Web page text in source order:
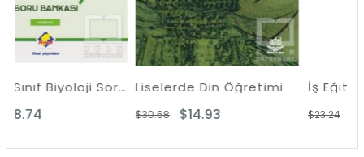
Final 9. Sınıf Biyoloji Soru Bankası Liselerde Din Öğretimi
$14.93
İş Eğitimi